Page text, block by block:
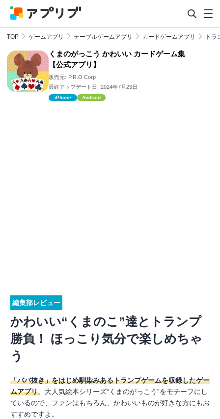
TOP ゲームアプリ テーブルゲームアプリ カードゲームアプリ トラ
くまのがっこう かわいい カードゲーム集
【公式アプリ】
販売元: P.R.O Corp
最終アップデート日: 2024年7月23日
iPhone Android
編集部レビュー
かわいい“くまのこ”達とトランプ
勝負！ ほっこり気分で楽しめちゃ
う
「ババ抜き」をはじめ馴染みあるトランプゲームを収録したゲー
ムアプリ。大人気絵本シリーズ“くまのがっこう”をモチーフにし
ているので、ファンはもちろん、かわいいものが好きな方にもお
すすめですよ。